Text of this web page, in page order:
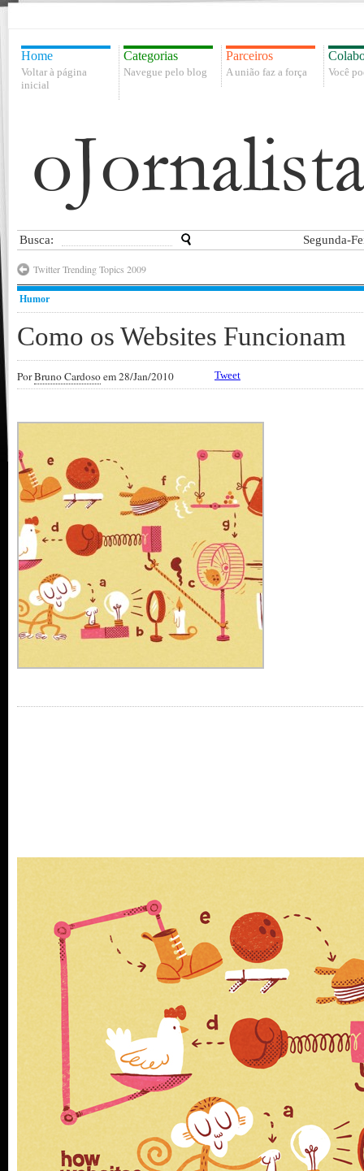
Home
Voltar à página
inicial
Categorias
Navegue pelo blog
Parceiros
A união faz a força Você
Busca: Segunda-
Twitter Trending Topics 2009
Humor
Como os Websites Funcionam
PorBruno Cardosoem 28/Jan/2010 Tweet